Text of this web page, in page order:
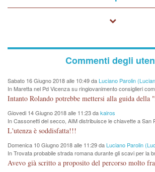
Commenti degli
Sabato 16 Giugno 2018 alle 10:49 daLuciano Parolin
In Maretta nel Pd Vicenza su ringiovanimento consiglieri
"non mi dimetto". Angelo Tonello: "va bene così"
Giovedi 14 Giugno 2018 alle 11:23 dakairos
In Cassonetti del secco, AIM distribuisce le chiavette a San
L'utenza è soddisfatta!!!
Domenica 10 Giugno 2018 alle 11:29 daLuciano Parolin
In Trovata probabile strada romana durante gli scavi per la
nuovo stop?